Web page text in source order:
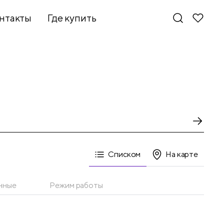
Где купить
Списком На карте
Режим работы